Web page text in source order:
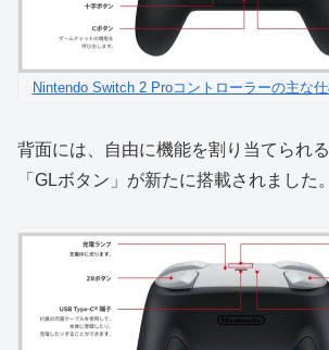
Nintendo Switch 2 Proコントローラーの主な
背面には、自由に機能を割り当てられる
「GLボタン」が新たに搭載されました。